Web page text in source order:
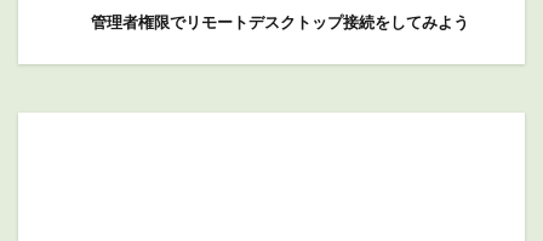
管理者権限でリモートデスクトップ接続をしてみよう